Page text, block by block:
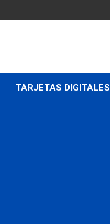
TARJETAS DIGITALES